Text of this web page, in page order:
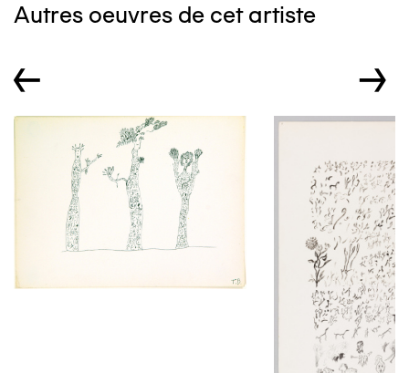
Autres oeuvres de cet artiste
← →